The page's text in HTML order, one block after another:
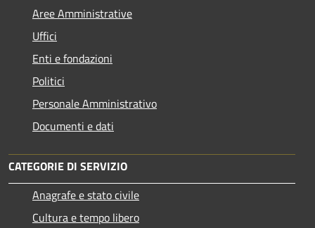
Aree Amministrative
Uffici
Enti e fondazioni
Politici
Personale Amministrativo
Documenti e dati
CATEGORIE DI SERVIZIO
Anagrafe e stato civile
Cultura e tempo libero